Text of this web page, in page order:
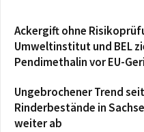
Ackergift ohne
Umweltinstitut und BEL
Pendimethalin vor EU-
Ungebrochener Trend
Rinderbestände in
weiter ab